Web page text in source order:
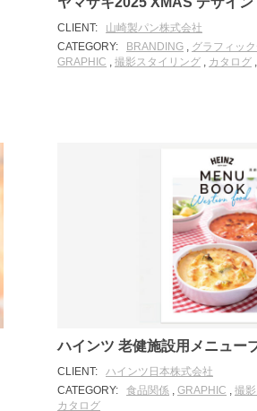
CLIENT:
山崎製パン株式会社
CATEGORY:
BRANDING グラフィッ
GRAPHIC
撮影スタイリング カタログ
ハインツ 老健施設用メニュー
CLIENT:
ハインツ日本株式会社
CATEGORY:
食品関係 GRAPHIC 撮
カタログ